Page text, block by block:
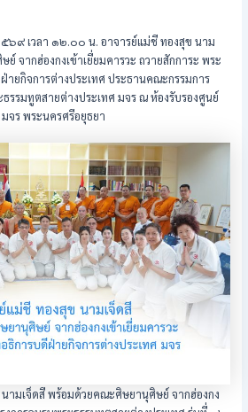
๙ เวลา ๑๒.๐๐ น. อาจารย์แม่ชี ทองสุข นาม
จากฮ่องกงเข้าเยี่ยมคารวะ ถวายสักการะ พระ
ยกิจการต่างประเทศ ประธานคณะกรรมการ
ธรรมทูตสายต่างประเทศ มจร ณ ห้องรับรองศูนย์
จร พระนครศรีอยุธยา
ามเจ็ดสี พร้อมด้วยคณะศิษยานุศิษย์ จากฮ่องกง